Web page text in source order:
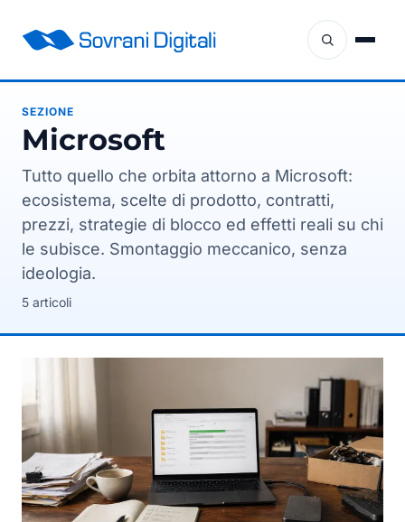
SEZIONE
Microsoft
Tutto quello che orbita attorno a Microsoft:
ecosistema, scelte di prodotto, contratti,
prezzi, strategie di blocco ed effetti reali su chi
le subisce. Smontaggio meccanico, senza
ideologia.
5 articoli